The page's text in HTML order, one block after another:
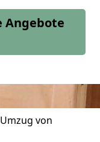
Angebote
Umzug von